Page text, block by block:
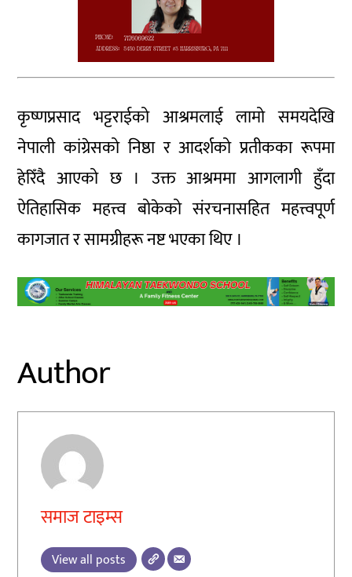
कृष्णप्रसाद भट्टराईको आश्रमलाई लामो समयदेखि
नेपाली कांग्रेसको निष्ठा र आदर्शको प्रतीकका रूपमा
हेरिँदै आएको छ । उक्त आश्रममा आगलागी हुँदा
ऐतिहासिक महत्त्व बोकेको संरचनासहित महत्त्वपूर्ण
कागजात र सामग्रीहरू नष्ट भएका थिए ।
Author
समाज टाइम्स
View all posts